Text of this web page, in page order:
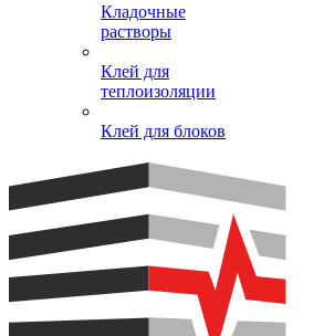
Кладочные
растворы
Клей для
теплоизоляции
Клей для блоков